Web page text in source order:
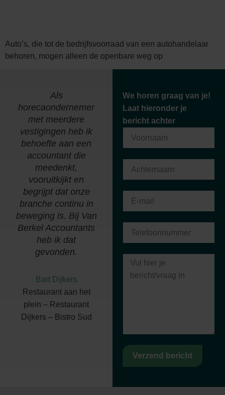
Auto’s, die tot de bedrijfsvoorraad van een autohandelaar
behoren, mogen alleen de openbare weg op
We horen graag van je!
Laat hieronder je
bericht achter
Verzend bericht
Als
horecaondernemer
met meerdere
vestigingen heb ik
behoefte aan een
accountant die
meedenkt,
vooruitkijkt en
begrijpt dat onze
branche continu in
beweging is. Bij Van
Berkel Accountants
heb ik dat
gevonden.
Bart Dijkers
Restaurant aan het
plein – Restaurant
Dijkers – Bistro Sud
"Wij zijn al meer dan
30 jaar een
tevreden klant bij
Accountants. Kennis
persoonlijk contact
zorgen hiervoor."
Van den Heuvel P en
R Holding b.v.